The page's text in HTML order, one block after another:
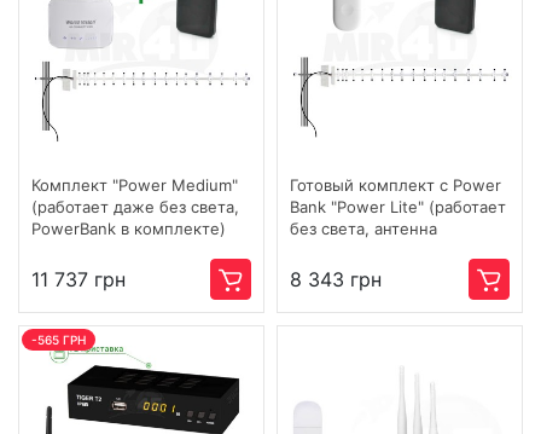
Комплект "Power Medium"
(работает даже без света,
PowerBank в комплекте)
11 737 грн
Готовый комплект c Power
Bank "Power Lite" (работает
без света, антенна
прием с БС на расстоянии
до 20 км) Wi-Fi / 4G / 3G /
LTE
8 343 грн
-565 ГРН